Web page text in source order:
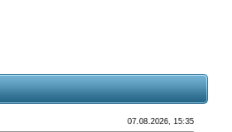
07.08.2026, 15:35